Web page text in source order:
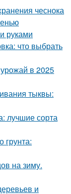
чеснока
руками
что выбрать
в 2025
тыквы:
лучшие сорта
грунта:
на зиму.
и